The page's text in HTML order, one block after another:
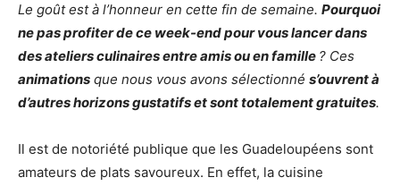
Le goût est à l’honneur en cette fin de semaine. Pourquoi
ne pas profiter de ce week-end pour vous lancer dans
des ateliers culinaires entre amis ou en famille ? Ces
animations que nous vous avons sélectionné s’ouvrent à
d’autres horizons gustatifs et sont totalement gratuites.
Il est de notoriété publique que les Guadeloupéens sont
amateurs de plats savoureux. En effet, la cuisine